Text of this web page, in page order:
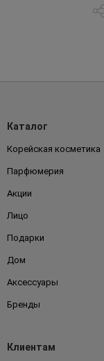
Каталог
Корейская косметика
Парфюмерия
Акции
Лицо
Подарки
Дом
Аксессуары
Бренды
Клиентам